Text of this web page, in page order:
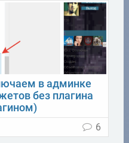
в админке
без плагина
6